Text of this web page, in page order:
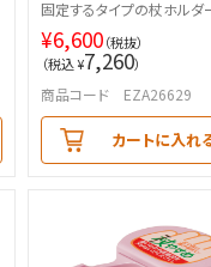
固定するタイプの杖ホルダ
¥6,600（税抜）
（税込 ¥7,260）
商品コード EZA26629
カートに入れ